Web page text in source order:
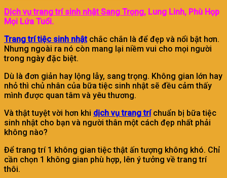
Dịch vụ trang trí sinh nhật Sang Trọng, Lung Linh, Phù Họp
Mọi Lứa Tuổi.
Trang trí tiệc sinh nhậtchắc chắn là để đẹp và nổi bật hơn.
Nhưng ngoài ra nó còn mang lại niềm vui cho mọi người
trong ngày đặc biệt.
Dù là đơn giản hay lộng lẫy, sang trọng. Không gian lớn hay
nhỏ thì chủ nhân của bữa tiệc sinh nhật sẽ đều cảm thấy
mình được quan tâm và yêu thương.
Và thật tuyệt vời hơn khi dịch vụ trang trí chuẩn bị bữa tiệc
sinh nhật cho bạn và người thân một cách đẹp nhất phải
không nào?
Để trang trí 1 không gian tiệc thật ấn tượng không khó. Chỉ
cần chọn 1 không gian phù hợp, lên ý tưởng về trang trí
thôi.